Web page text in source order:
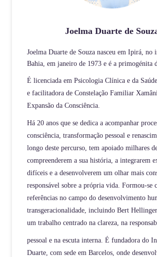
Joelma Duarte de
Joelma Duarte de Souza nasceu em Ipirá, no
Bahia, em janeiro de 1973 e é a primogénita
É licenciada em Psicologia Clínica e da
e facilitadora de Constelação Familiar
Expansão da Consciência.
Há 20 anos que se dedica a acompanhar
consciência, transformação pessoal e
longo deste percurso, tem apoiado milhares
compreenderem a sua história, a integrarem
difíceis e a desenvolverem um olhar mais
responsável sobre a própria vida. Formou-se
referências no campo do desenvolvimento
transgeracionalidade, incluindo Bert
um trabalho centrado na clareza, na
pessoal e na escuta interna. É fundadora do
Duarte, com sede em Barcelos, onde